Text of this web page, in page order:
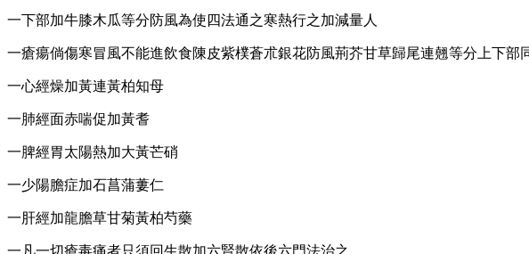
一下部加牛膝木瓜等分防風為使四法通之寒熱行之加減量人
一瘡瘍倘傷寒冒風不能進飲食陳皮紫樸蒼朮銀花防風荊芥甘草歸尾連翹等分上下部
一心經燥加黃連黃柏知母
一肺經面赤喘促加黃耆
一脾經胃太陽熱加大黃芒硝
一少陽膽症加石菖蒲蔞仁
一肝經加龍膽草甘菊黃柏芍藥
一凡一切瘡毒痛者只須回生散加六賢散依後六門法治之